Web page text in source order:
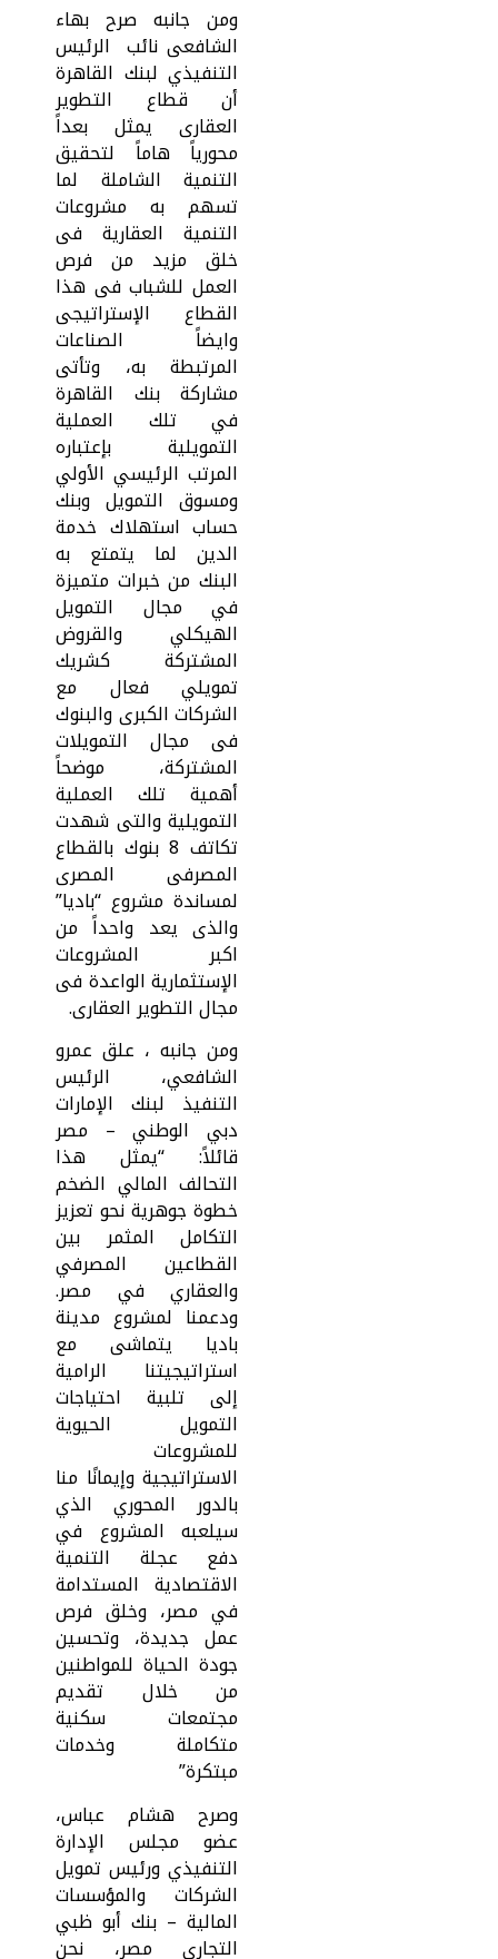
ومن جانبه صرح بهاء
الشافعى نائب الرئيس
التنفيذي لبنك القاهرة
أن قطاع التطوير
العقارى يمثل بعداً
محورياً هاماً لتحقيق
التنمية الشاملة لما
تسهم به مشروعات
التنمية العقارية فى
خلق مزيد من فرص
العمل للشباب فى هذا
القطاع الإستراتيجى
وايضاً الصناعات
المرتبطة به، وتأتى
مشاركة بنك القاهرة
في تلك العملية
التمويلية بإعتباره
المرتب الرئيسي الأولي
ومسوق التمويل وبنك
حساب استهلاك خدمة
الدين لما يتمتع به
البنك من خبرات متميزة
في مجال التمويل
الهيكلي والقروض
المشتركة كشريك
تمويلي فعال مع
الشركات الكبرى والبنوك
فى مجال التمويلات
المشتركة، موضحاً
أهمية تلك العملية
التمويلية والتى شهدت
تكاتف 8 بنوك بالقطاع
المصرفى المصرى
لمساندة مشروع “باديا”
والذى يعد واحداً من
اكبر المشروعات
الإستثمارية الواعدة فى
مجال التطوير العقارى.
ومن جانبه ، علق عمرو
الشافعي، الرئيس
التنفيذ لبنك الإمارات
دبي الوطني – مصر
قائلاً: “يمثل هذا
التحالف المالي الضخم
خطوة جوهرية نحو تعزيز
التكامل المثمر بين
القطاعين المصرفي
والعقاري في مصر.
ودعمنا لمشروع مدينة
باديا يتماشى مع
استراتيجيتنا الرامية
إلى تلبية احتياجات
التمويل الحيوية
للمشروعات
الاستراتيجية وإيمانًا منا
بالدور المحوري الذي
سيلعبه المشروع في
دفع عجلة التنمية
الاقتصادية المستدامة
في مصر، وخلق فرص
عمل جديدة، وتحسين
جودة الحياة للمواطنين
من خلال تقديم
مجتمعات سكنية
متكاملة وخدمات
مبتكرة”
وصرح هشام عباس،
عضو مجلس الإدارة
التنفيذي ورئيس تمويل
الشركات والمؤسسات
المالية – بنك أبو ظبي
التجاري مصر، نحن